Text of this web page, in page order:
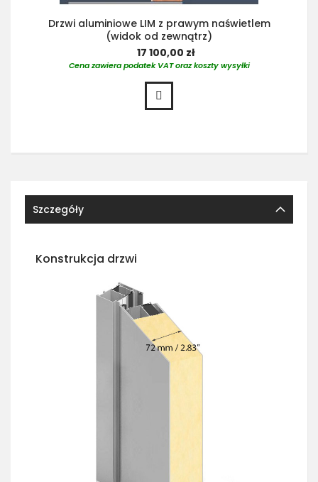
Drzwi aluminiowe LIM z prawym naświetlem
(widok od zewnątrz)
17 100,00 zł
Cena zawiera podatek VAT oraz koszty wysyłki
Szczegóły